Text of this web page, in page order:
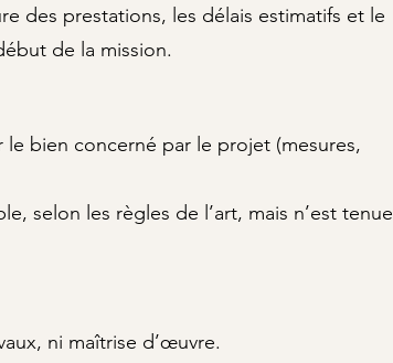
des prestations, les délais estimatifs et le
de la mission.
bien concerné par le projet (mesures,
selon les règles de l’art, mais n’est tenue
ni maîtrise d’œuvre.